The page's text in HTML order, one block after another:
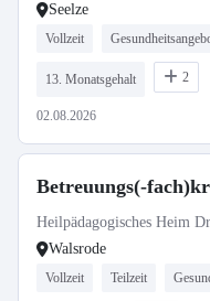
Seelze
Vollzeit
13. Monatsgehalt 2
02.08.2026
Betreuungs(-
Heilpädagogisches Heim
Walsrode
Vollzeit Teilzeit